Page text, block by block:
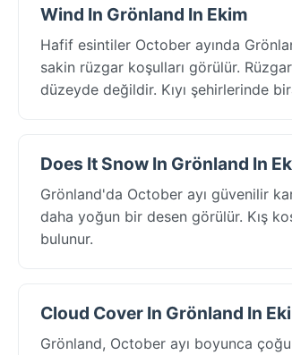
Wind In Grönland In Ekim
Hafif esintiler October ayında
sakin rüzgar koşulları görülür.
düzeyde değildir. Kıyı şehirlerinde
Does It Snow In Grönland In
Grönland'da October ayı güvenilir
daha yoğun bir desen görülür. Kış
bulunur.
Cloud Cover In Grönland In
Grönland, October ayı boyunca